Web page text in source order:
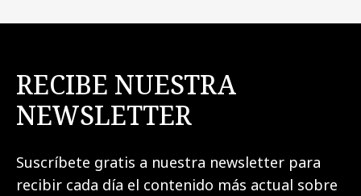
RECIBE NUESTRA
NEWSLETTER
Suscríbete gratis a nuestra newsletter para
recibir cada día el contenido más actual sobre